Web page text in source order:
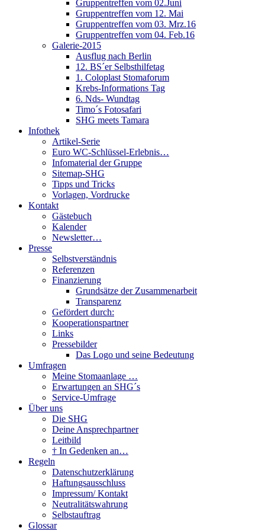
Gruppentreffen vom 02.Juni
Gruppentreffen vom 12. Mai
Gruppentreffen vom 03. Mrz.16
Gruppentreffen vom 04. Feb.16
Galerie-2015
Ausflug nach Berlin
12. BS´er Selbsthilfetag
1. Coloplast Stomaforum
Krebs-Informations Tag
6. Nds- Wundtag
Timo´s Fotosafari
SHG meets Tamara
Infothek
Artikel-Serie
Euro WC-Schlüssel-Erlebnis…
Infomaterial der Gruppe
Sitemap-SHG
Tipps und Tricks
Vorlagen, Vordrucke
Kontakt
Gästebuch
Kalender
Newsletter…
Presse
Selbstverständnis
Referenzen
Finanzierung
Grundsätze der Zusammenarbeit
Transparenz
Gefördert durch:
Kooperationspartner
Links
Pressebilder
Das Logo und seine Bedeutung
Umfragen
Meine Stomaanlage …
Erwartungen an SHG´s
Service-Umfrage
Über uns
Die SHG
Deine Ansprechpartner
Leitbild
† In Gedenken an…
Regeln
Datenschutzerklärung
Haftungsausschluss
Impressum/ Kontakt
Neutralitätswahrung
Selbstauftrag
Glossar